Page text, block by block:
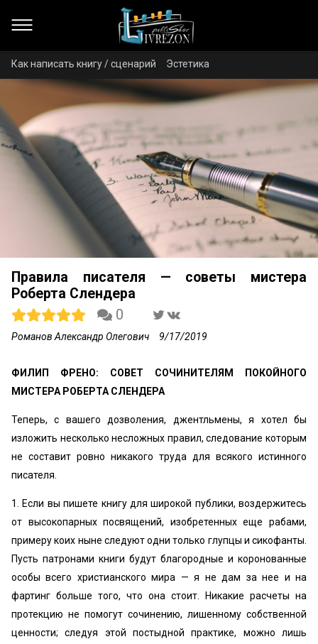
Как написать книгу / сценарий Эстетика
Правила писателя — советы мистера
Роберта Слендера
0
Романов Александр Олегович 9/17/2019
ФИЛИП ФРЕНО: СОВЕТ СОЧИНИТЕЛЯМ ПОКОЙНОГО
МИСТЕРА РОБЕРТА СЛЕНДЕРА
Теперь, с вашего дозволения, джентльмены, я хотел бы
изложить несколько несложных правил, следование которым
не составит ровно никакого труда для всякого истинного
писателя.
1. Если вы пишете книгу для широкой публики, воздержитесь
от высокопарных посвящений, изобретенных еще рабами,
примеру коих ныне следуют одни только глупцы и сикофанты.
Пусть патронами книги будут благородные и коронованные
особы всего христианского мира — я не дам за нее и на
фартинг больше того, что она стоит. Никакие расчеты на
протекцию не помогут сочинению, лишенному собственной
ценности; следуя этой постыдной практике, можно лишь